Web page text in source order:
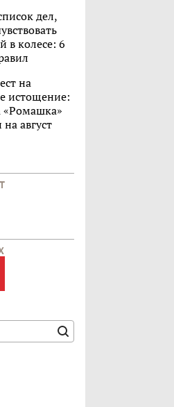
дел,
в колесе: 6
на
истощение:
«Ромашка»
август